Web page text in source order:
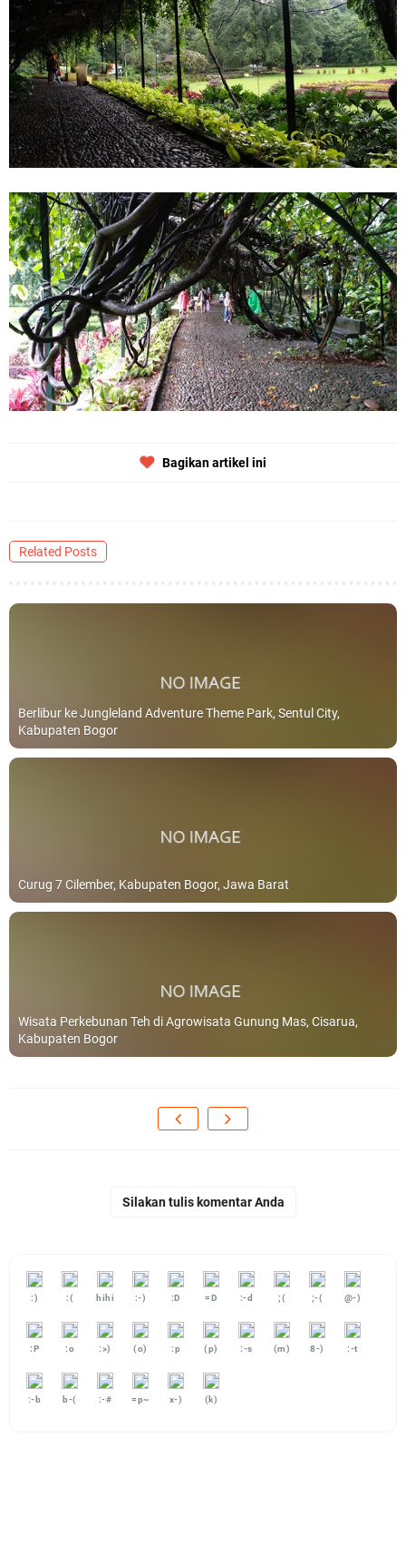
Bagikan artikel ini
Related Posts
Berlibur ke Jungleland Adventure Theme Park, Sentul City,
Kabupaten Bogor
Curug 7 Cilember, Kabupaten Bogor, Jawa Barat
Wisata Perkebunan Teh di Agrowisata Gunung Mas, Cisarua,
Kabupaten Bogor
Silakan tulis komentar Anda
:) :( hihi :-) :D =D :-d ;( ;-( @-)
:P :o :>) (o) :p (p) :-s (m) 8-) :-t
:-b b-( :-# =p~ x-) (k)